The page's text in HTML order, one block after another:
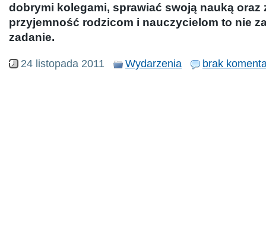
dobrymi kolegami, sprawiać swoją nauką oraz
przyjemność rodzicom i nauczycielom to nie
zadanie.
24 listopada 2011 Wydarzenia brak